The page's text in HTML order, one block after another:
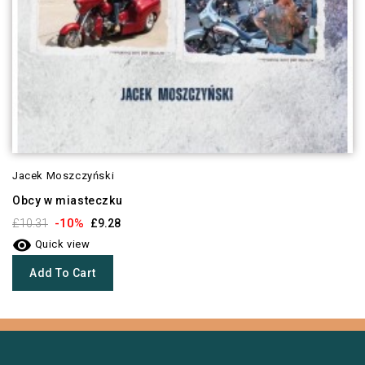
Jacek Moszczyński
Obcy w miasteczku
£10.31 -10% £9.28
 Quick view
Add To Cart